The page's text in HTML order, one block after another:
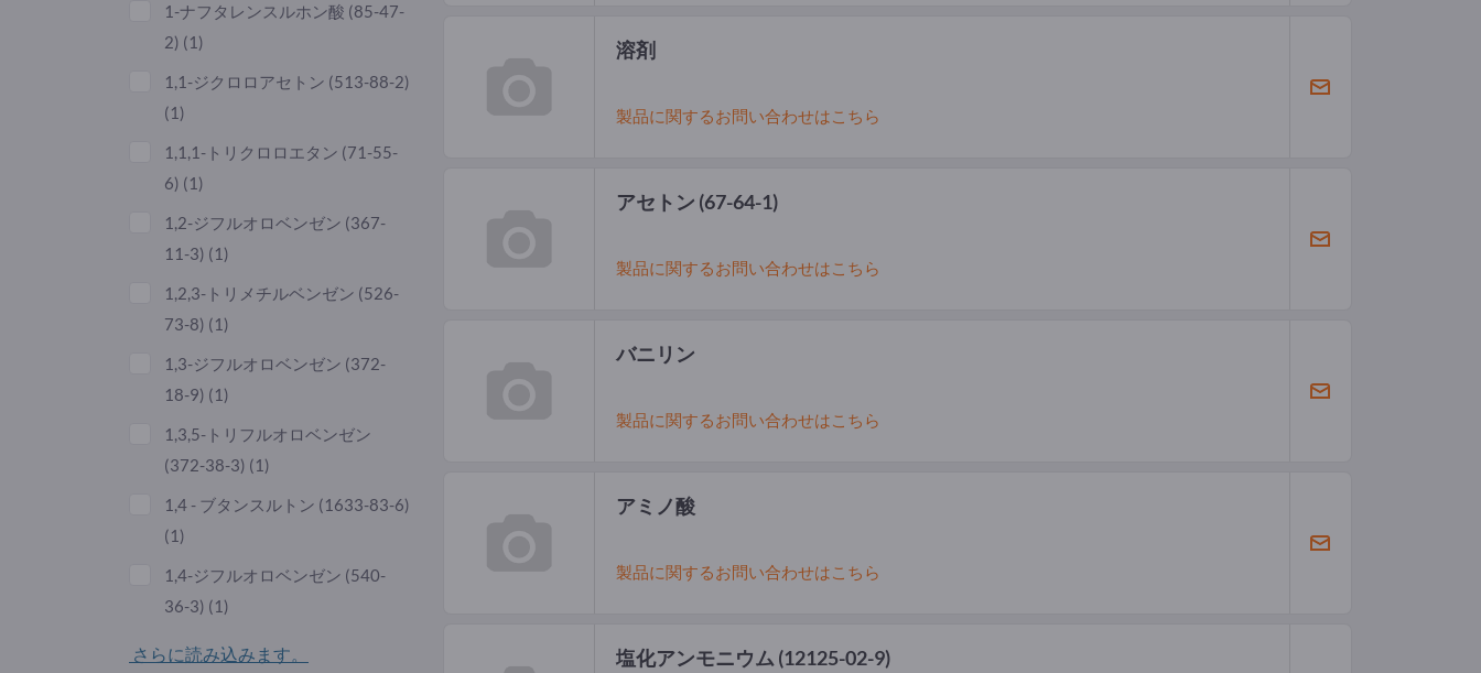
1-ナフタレンスルホン酸 (85-47-
2) (1)
1,1-ジクロロアセトン (513-88-2)
(1)
1,1,1-トリクロロエタン (71-55-
6) (1)
1,2-ジフルオロベンゼン (367-
11-3) (1)
1,2,3-トリメチルベンゼン (526-
73-8) (1)
1,3-ジフルオロベンゼン (372-
18-9) (1)
1,3,5-トリフルオロベンゼン
(372-38-3) (1)
1,4 - ブタンスルトン (1633-83-6)
(1)
1,4-ジフルオロベンゼン (540-
36-3) (1)
さらに読み込みます。
溶剤
製品に関するお問い合わせはこちら
アセトン (67-64-1)
製品に関するお問い合わせはこちら
バニリン
製品に関するお問い合わせはこちら
アミノ酸
製品に関するお問い合わせはこちら
塩化アンモニウム (12125-02-9)